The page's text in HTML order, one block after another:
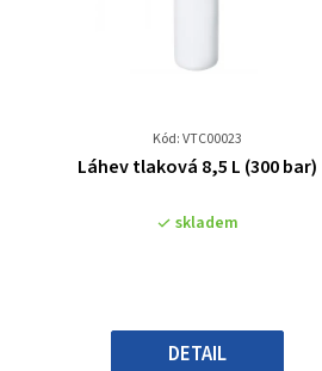
Kód: VTC00023
Průměrné
produktu
hvězdiček.
Láhev tlaková 8,5 L (300 bar)
skladem
DETAIL